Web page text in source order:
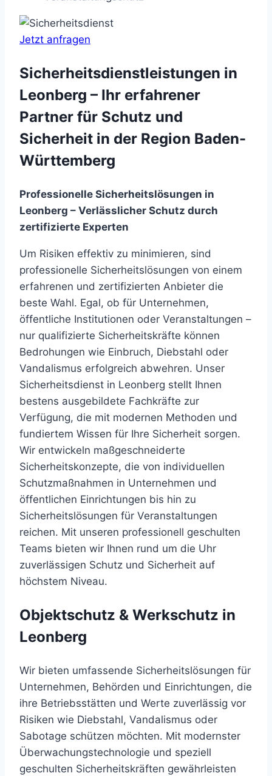
Jetzt anfragen
Sicherheitsdienstleistungen in
Leonberg – Ihr erfahrener
Partner für Schutz und
Sicherheit in der Region Baden-
Württemberg
Professionelle Sicherheitslösungen in
Leonberg – Verlässlicher Schutz durch
zertifizierte Experten
Um Risiken effektiv zu minimieren, sind
professionelle Sicherheitslösungen von einem
erfahrenen und zertifizierten Anbieter die
beste Wahl. Egal, ob für Unternehmen,
öffentliche Institutionen oder Veranstaltungen –
nur qualifizierte Sicherheitskräfte können
Bedrohungen wie Einbruch, Diebstahl oder
Vandalismus erfolgreich abwehren. Unser
Sicherheitsdienst in Leonberg stellt Ihnen
bestens ausgebildete Fachkräfte zur
Verfügung, die mit modernen Methoden und
fundiertem Wissen für Ihre Sicherheit sorgen.
Wir entwickeln maßgeschneiderte
Sicherheitskonzepte, die von individuellen
Schutzmaßnahmen in Unternehmen und
öffentlichen Einrichtungen bis hin zu
Sicherheitslösungen für Veranstaltungen
reichen. Mit unseren professionell geschulten
Teams bieten wir Ihnen rund um die Uhr
zuverlässigen Schutz und Sicherheit auf
höchstem Niveau.
Objektschutz & Werkschutz in
Leonberg
Wir bieten umfassende Sicherheitslösungen für
Unternehmen, Behörden und Einrichtungen, die
ihre Betriebsstätten und Werte zuverlässig vor
Risiken wie Diebstahl, Vandalismus oder
Sabotage schützen möchten. Mit modernster
Überwachungstechnologie und speziell
geschulten Sicherheitskräften gewährleisten